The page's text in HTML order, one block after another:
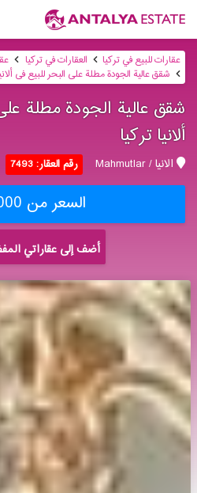
عقارات للبيع في تركيا العقارات في تركيا
شقق عالیة الجودة مطلة على البحر للبیع فی
شقق عالیة الجودة مطلة
ألانیا تركیا
الانيا / Mahmutlar رقم العقار: 7493
السعر من 125,000 €
أضف إلى عقاراتي